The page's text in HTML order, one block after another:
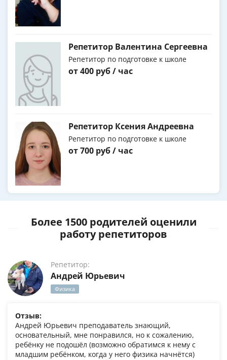
Репетитор Валентина Сергеевна
Репетитор по подготовке к школе
от 400 руб / час
Репетитор Ксения Андреевна
Репетитор по подготовке к школе
от 700 руб / час
Более 1500 родителей оценили
работу репетиторов
Репетитор:
Андрей Юрьевич
Физика
Отзыв:
Андрей Юрьевич преподаватель знающий,
основательный, мне понравился, но к сожалению,
ребёнку не подошёл (возможно обратимся к нему с
младшим ребёнком, когда у него физика начнётся)